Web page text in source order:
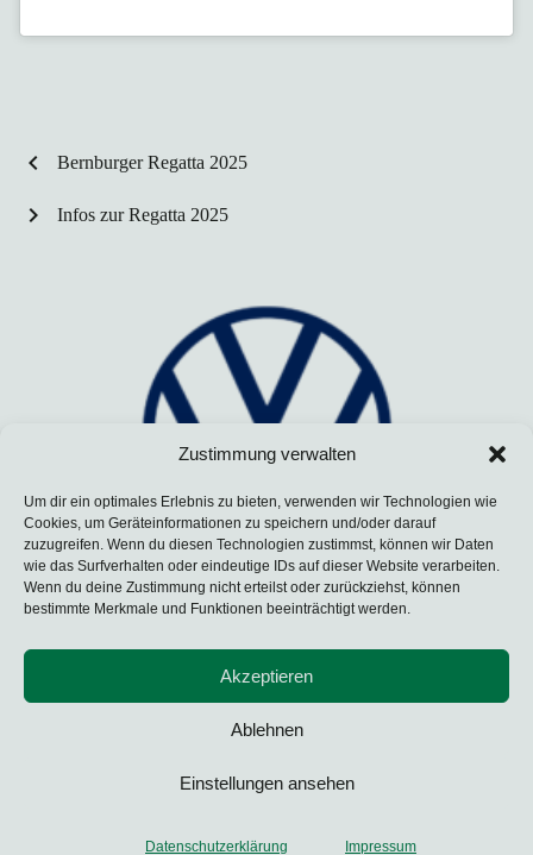
Zustimmung verwalten
Um dir ein optimales Erlebnis zu bieten, verwenden wir Technologien wie
Cookies, um Geräteinformationen zu speichern und/oder darauf
zuzugreifen. Wenn du diesen Technologien zustimmst, können wir Daten
wie das Surfverhalten oder eindeutige IDs auf dieser Website verarbeiten.
Wenn du deine Zustimmung nicht erteilst oder zurückziehst, können
bestimmte Merkmale und Funktionen beeinträchtigt werden.
Akzeptieren
Ablehnen
Einstellungen ansehen
Datenschutzerklärung Impressum
chevron_left Bernburger Regatta 2025
Infos zur Regatta 2025
chevron_right
Wolfsburger Ruder-Club e.V.